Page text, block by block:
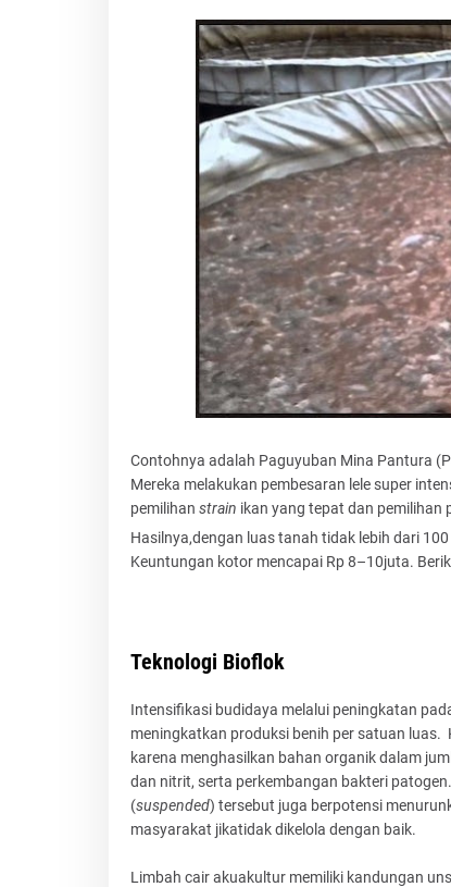
Contohnya adalah Paguyuban Mina Pantura
Mereka melakukan pembesaran lele super
pemilihan strain ikan yang tepat dan pemilihan
Hasilnya,dengan luas tanah tidak lebih dari 100
Keuntungan kotor mencapai Rp 8–10juta.
Teknologi Bioflok
Intensifikasi budidaya melalui peningkatan
meningkatkan produksi benih per satuan
karena menghasilkan bahan organik dalam
dan nitrit, serta perkembangan bakteri
(suspended) tersebut juga berpotensi
masyarakat jikatidak dikelola dengan baik.
Limbah cair akuakultur memiliki kandungan